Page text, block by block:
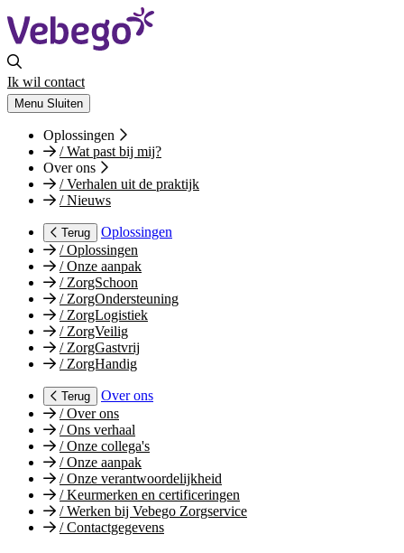
Ik wil contact
Menu Sluiten
Oplossingen
/Wat past bij mij?
Over ons
/Verhalen uit de praktijk
/Nieuws
Terug
Oplossingen
/Oplossingen
/Onze aanpak
/ZorgSchoon
/ZorgOndersteuning
/ZorgLogistiek
/ZorgVeilig
/ZorgGastvrij
/ZorgHandig
Terug
Over ons
/Over ons
/Ons verhaal
/Onze collega's
/Onze aanpak
/Onze verantwoordelijkheid
/Keurmerken en certificeringen
/Werken bij Vebego Zorgservice
/Contactgegevens